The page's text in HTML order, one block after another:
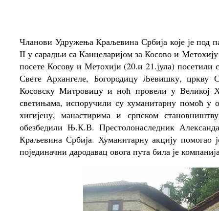
Чланови Удружења Краљевина Србија које је под
II у сарадњи са Канцеларијом за Косово и
посете Косову и Метохији (20.и 21.јула)
Свете Архангеле, Богородицу Љевишку,
Косовску Митровицу и ноћ провели у Великој
светињама, испоручили су хуманитарну помоћ
хигијену, манастирима и српском
обезбедили Њ.К.В. Престолонаследник
Краљевина Србија. Хуманитарну акцију помогао
појединачни дародавац овога пута била је